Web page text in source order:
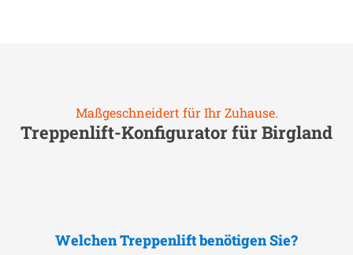
Maßgeschneidert für Ihr Zuhause.
Treppenlift-Konfigurator fürBirgland
Welchen Treppenlift benötigen Sie?